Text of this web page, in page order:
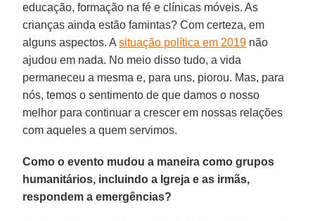
educação, formação na fé e clínicas móveis. As
crianças ainda estão famintas? Com certeza, em
alguns aspectos. Asituação política em 2019 não
ajudou em nada. No meio disso tudo, a vida
permaneceu a mesma e, para uns, piorou. Mas, para
nós, temos o sentimento de que damos o nosso
melhor para continuar a crescer em nossas relações
com aqueles a quem servimos.
Como o evento mudou a maneira como grupos
humanitários, incluindo a Igreja e as irmãs,
respondem a emergências?